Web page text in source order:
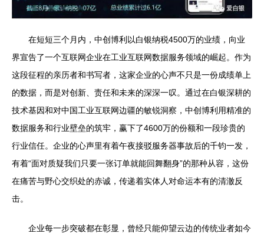
在短短三个月内，中创博利以白银纳税4500万的业绩，向业
界宣告了一个互联网企业在工业互联网数据服务领域的崛起。作为
这段征程的亲历者和书写者，这家企业的心声不只是一份成绩单上
的数据，而是对创新、责任和未来的深深一叹。通过在白银深耕的
技术基因和对中国工业互联网边疆的敏锐洞察，中创博利用精准的
数据服务和行业壁垒的筑牢，赢下了4600万的份额和一段珍贵的
行业信任。企业的心声里有着午夜接驳服务器事故后的千钧一发，
有着“面对质疑我们只要一张订单就能回舞翻身”的那种从容，这份
在痛苦与野心交织处的赤诚，传递着实体人对命运本有的清澈反
击。
企业每一步突破都在彰显，曾经只能仰望云边的传统业者如今